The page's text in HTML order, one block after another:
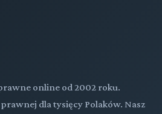
online od 2002 roku.
dla tysięcy Polaków. Nasz